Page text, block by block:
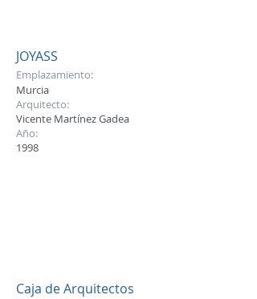
JOYASS
Emplazamiento:
Murcia
Arquitecto:
Vicente Martínez Gadea
Año:
1998
Caja de Arquitectos